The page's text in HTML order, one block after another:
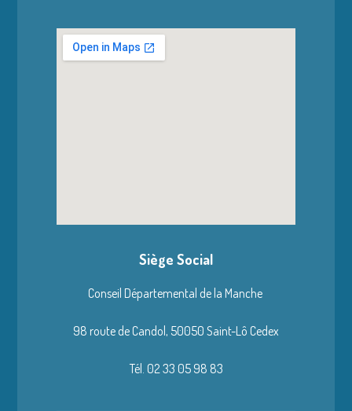
Siège Social
Conseil Départemental de la Manche
98 route de Candol, 50050 Saint-Lô Cedex
Tél. 02 33 05 98 83